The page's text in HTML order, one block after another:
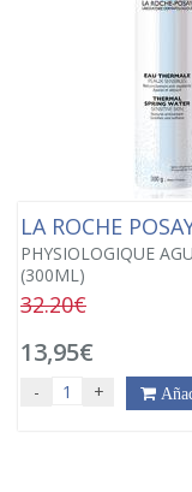
LA ROCHE
PHYSIOLOGIQUE
(300ML)
32.20€
13,95€
- +